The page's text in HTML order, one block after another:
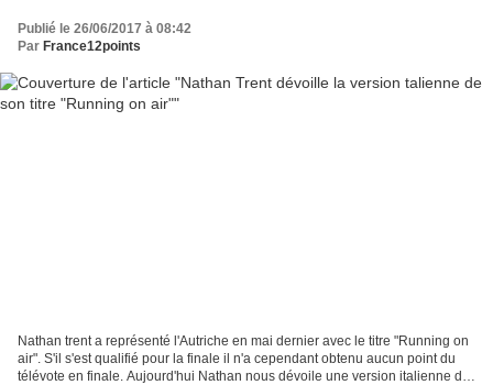
Publié le 26/06/2017 à 08:42
Par France12points
Nathan trent a représenté l'Autriche en mai dernier avec le titre "Running on
air". S'il s'est qualifié pour la finale il n'a cependant obtenu aucun point du
télévote en finale. Aujourd'hui Nathan nous dévoile une version italienne de